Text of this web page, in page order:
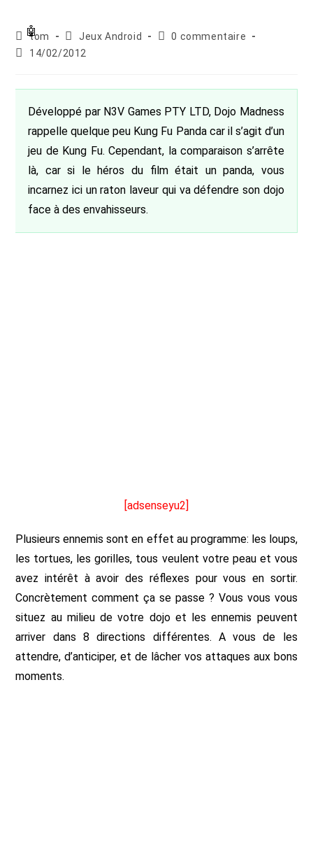
Auteur/autrice
de
tom
Post
category:
Jeux Android
Commentaires
0 commentaire
Publication
14/02/2012
Développé par N3V Games PTY LTD, Dojo Madness
rappelle quelque peu Kung Fu Panda car il s’agit d’un
jeu de Kung Fu. Cependant, la comparaison s’arrête
là, car si le héros du film était un panda, vous
incarnez ici un raton laveur qui va défendre son dojo
face à des envahisseurs.
[adsenseyu2]
Plusieurs ennemis sont en effet au programme: les loups,
les tortues, les gorilles, tous veulent votre peau et vous
avez intérêt à avoir des réflexes pour vous en sortir.
Concrètement comment ça se passe ? Vous vous vous
situez au milieu de votre dojo et les ennemis peuvent
arriver dans 8 directions différentes. A vous de les
attendre, d’anticiper, et de lâcher vos attaques aux bons
moments.